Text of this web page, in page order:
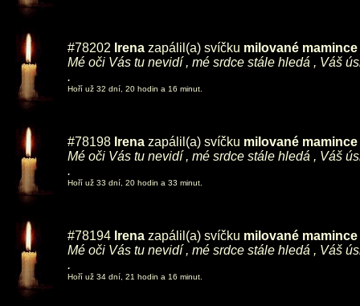
#78202 Irena zapálil(a) svíčku milované
Mé oči Vás tu nevidí , mé srdce stále hledá , Váš
.
Hoří už 32 dní, 20 hodin a 16 minut.
#78198 Irena zapálil(a) svíčku milované
Mé oči Vás tu nevidí , mé srdce stále hledá , Váš
.
Hoří už 33 dní, 20 hodin a 33 minut.
#78194 Irena zapálil(a) svíčku milované
Mé oči Vás tu nevidí , mé srdce stále hledá , Váš
.
Hoří už 34 dní, 21 hodin a 16 minut.